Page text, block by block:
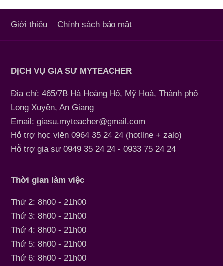
Giới thiệu Chính sách bảo mật
DỊCH VỤ GIA SƯ MYTEACHER
Địa chỉ: 465/7B Hà Hoàng Hổ, Mỹ Hoà, Thành phố
Long Xuyên, An Giang
Email: giasu.myteacher@gmail.com
Hỗ trợ học viên 0964 35 24 24 (hotline + zalo)
Hỗ trợ gia sư 0949 35 24 24 - 0933 75 24 24
Thời gian làm việc
Thứ 2: 8h00 - 21h00
Thứ 3: 8h00 - 21h00
Thứ 4: 8h00 - 21h00
Thứ 5: 8h00 - 21h00
Thứ 6: 8h00 - 21h00